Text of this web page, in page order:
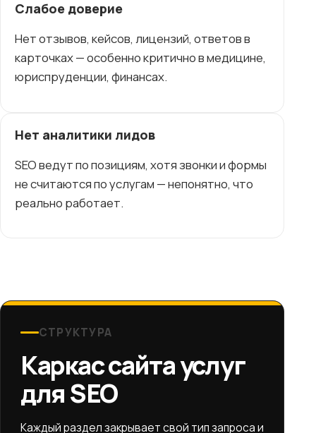
Слабое доверие
Нет отзывов, кейсов, лицензий, ответов в
карточках — особенно критично в медицине,
юриспруденции, финансах.
Нет аналитики лидов
SEO ведут по позициям, хотя звонки и формы
не считаются по услугам — непонятно, что
реально работает.
СТРУКТУРА
Каркас сайта услуг
для SEO
Каждый раздел закрывает свой тип запроса и